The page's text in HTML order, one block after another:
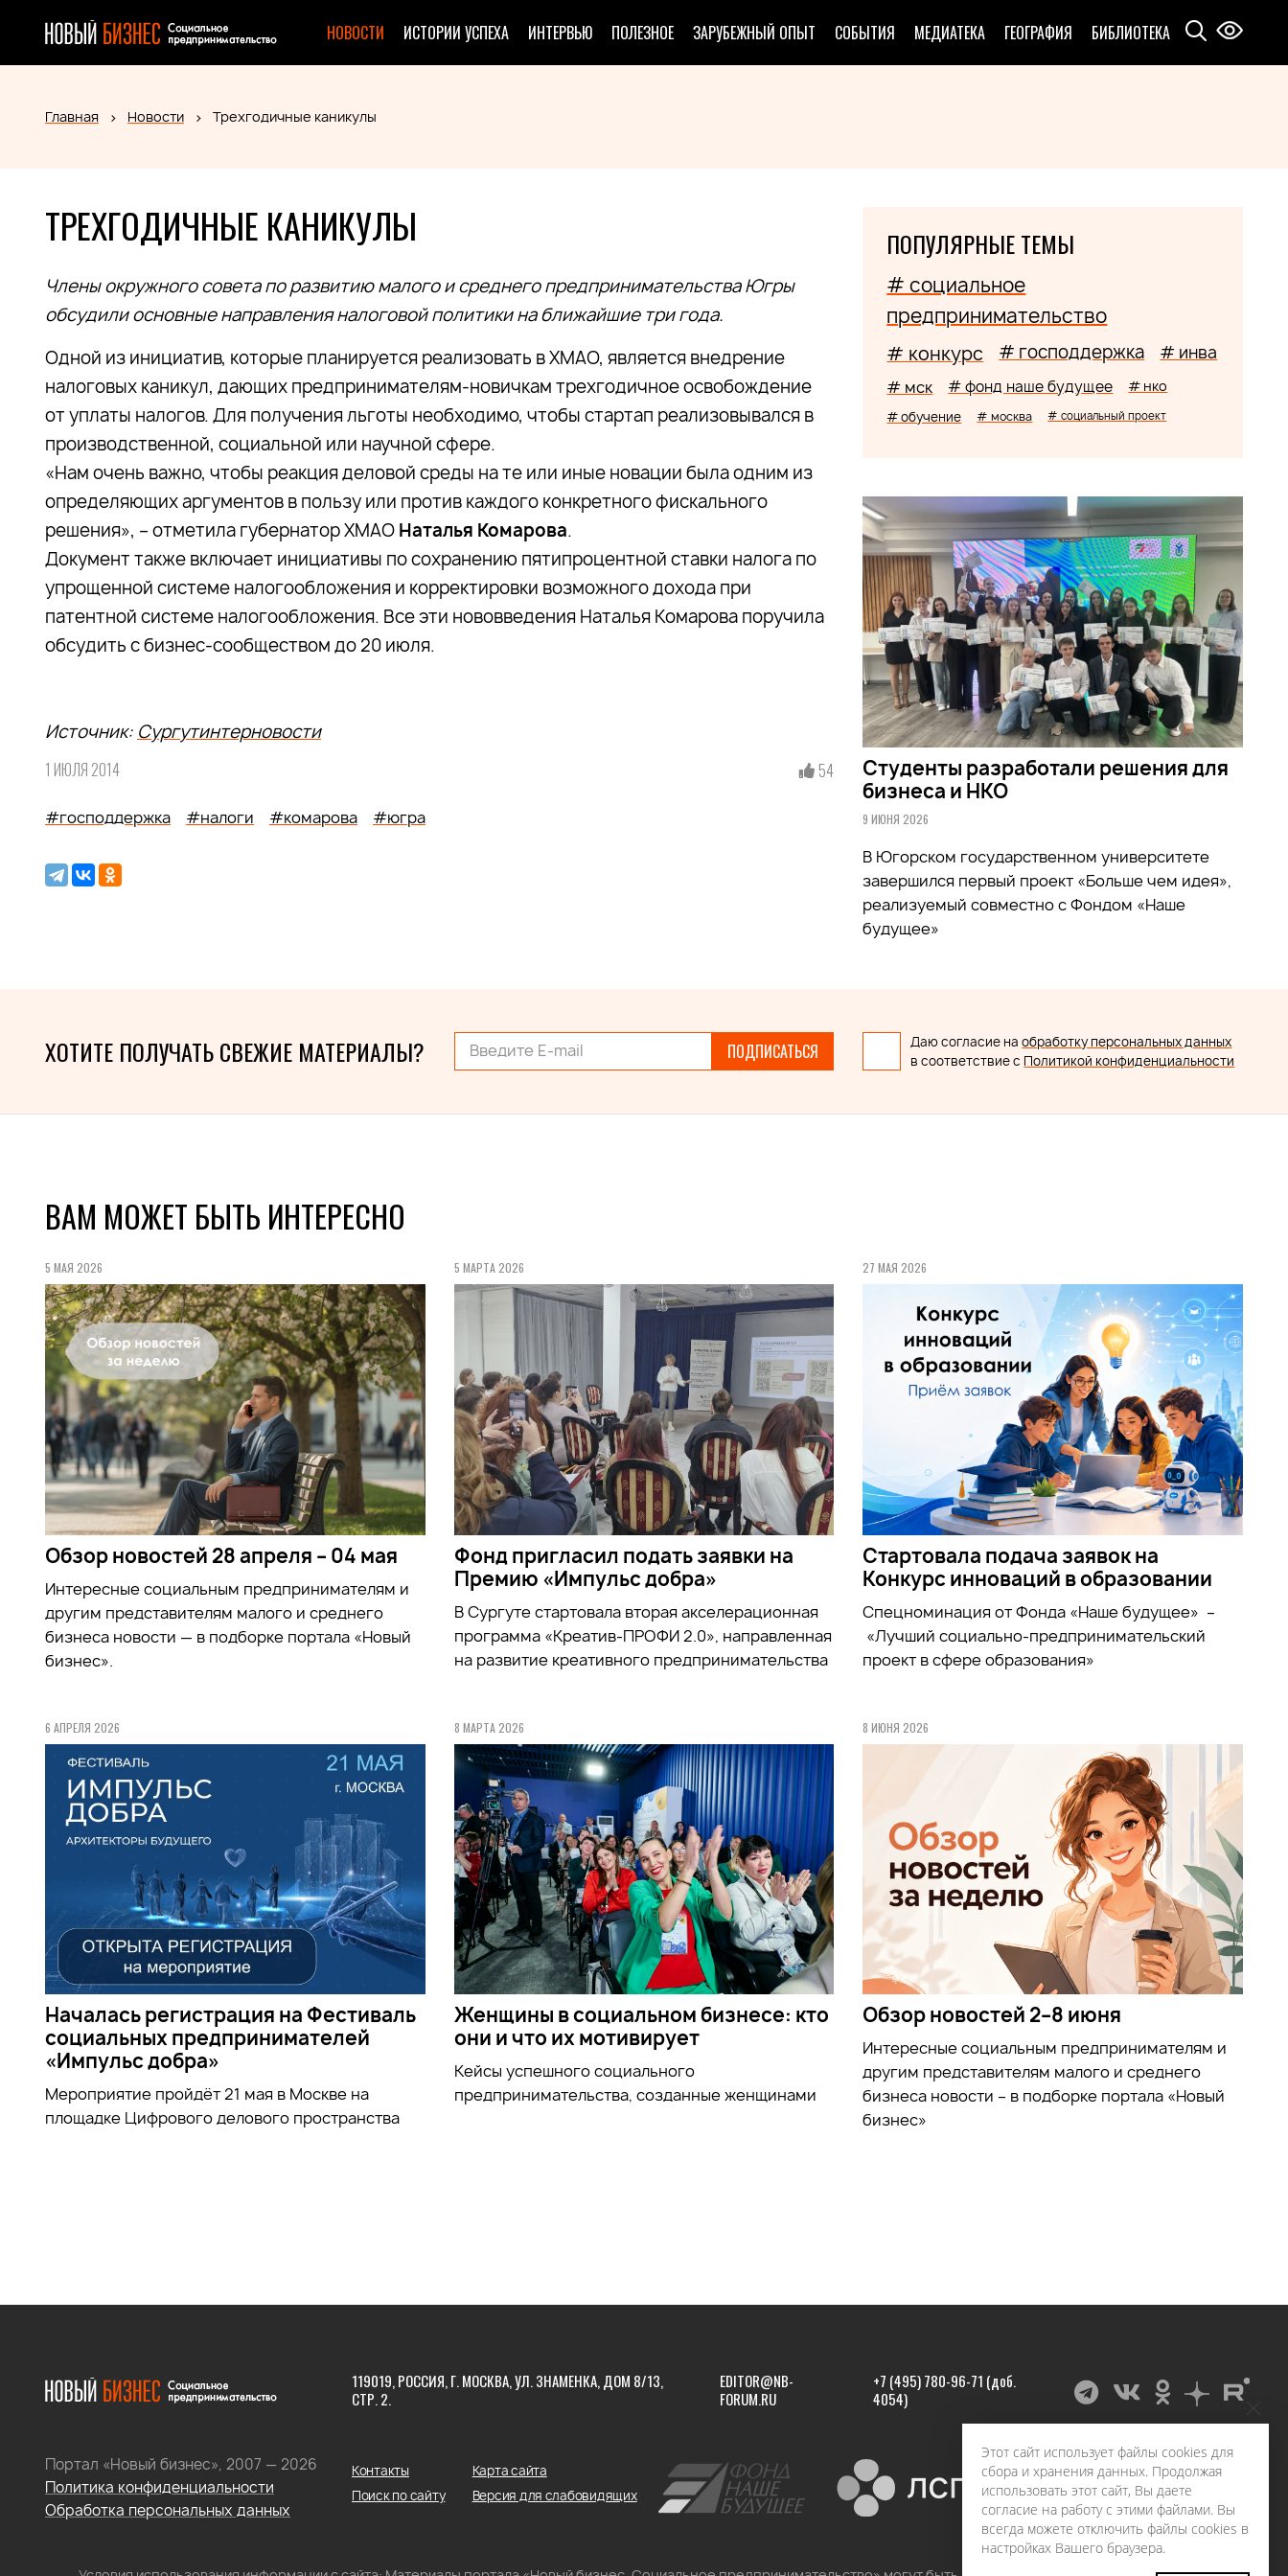
НОВОСТИ ИСТОРИИ УСПЕХА ИНТЕРВЬЮ ПОЛЕЗНОЕ ЗАРУБЕЖНЫЙ ОПЫТ СОБЫТИЯ МЕДИАТЕКА ГЕОГРАФИЯ БИБЛИОТЕКА
Главная Новости Трехгодичные каникулы
ТРЕХГОДИЧНЫЕ КАНИКУЛЫ
Члены окружного совета по развитию малого и среднего предпринимательства Югры
обсудили основные направления налоговой политики на ближайшие три года.
Одной из инициатив, которые планируется реализовать в ХМАО, является внедрение
налоговых каникул, дающих предпринимателям-новичкам трехгодичное освобождение
от уплаты налогов. Для получения льготы необходимо, чтобы стартап реализовывался в
производственной, социальной или научной сфере.
«Нам очень важно, чтобы реакция деловой среды на те или иные новации была одним из
определяющих аргументов в пользу или против каждого конкретного фискального
решения», – отметила губернатор ХМАО Наталья Комарова.
Документ также включает инициативы по сохранению пятипроцентной ставки налога по
упрощенной системе налогообложения и корректировки возможного дохода при
патентной системе налогообложения. Все эти нововведения Наталья Комарова поручила
обсудить с бизнес-сообществом до 20 июля.
Источник: Сургутинтерновости
1 ИЮЛЯ 2014 54
#господдержка #налоги #комарова #югра
ПОПУЛЯРНЫЕ ТЕМЫ
# социальное
предпринимательство
# конкурс # господдержка # инва
# мск # фонд наше будущее # нко
# обучение # москва # социальный проект
Студенты разработали решения для
бизнеса и НКО
9 ИЮНЯ 2026
В Югорском государственном университете
завершился первый проект «Больше чем идея»,
реализуемый совместно с Фондом «Наше
будущее»
ХОТИТЕ ПОЛУЧАТЬ СВЕЖИЕ МАТЕРИАЛЫ? ПОДПИСАТЬСЯ Даю согласие наобработку персональных данных
в соответствие с Политикой конфиденциальности
ВАМ МОЖЕТ БЫТЬ ИНТЕРЕСНО
5 МАЯ 2026
Обзор новостей 28 апреля – 04 мая
Интересные социальным предпринимателям и
другим представителям малого и среднего
бизнеса новости — в подборке портала «Новый
бизнес».
5 МАРТА 2026
Фонд пригласил подать заявки на
Премию «Импульс добра»
В Сургуте стартовала вторая акселерационная
программа «Креатив-ПРОФИ 2.0», направленная
на развитие креативного предпринимательства
27 МАЯ 2026
Стартовала подача заявок на
Конкурс инноваций в образовании
Спецноминация от Фонда «Наше будущее» –
«Лучший социально-предпринимательский
проект в сфере образования»
6 АПРЕЛЯ 2026
Началась регистрация на Фестиваль
социальных предпринимателей
«Импульс добра»
Мероприятие пройдёт 21 мая в Москве на
площадке Цифрового делового пространства
8 МАРТА 2026
Женщины в социальном бизнесе: кто
они и что их мотивирует
Кейсы успешного социального
предпринимательства, созданные женщинами
8 ИЮНЯ 2026
Обзор новостей 2–8 июня
Интересные социальным предпринимателям и
другим представителям малого и среднего
бизнеса новости – в подборке портала «Новый
бизнес»
119019, РОССИЯ, Г. МОСКВА, УЛ. ЗНАМЕНКА, ДОМ 8/13,
СТР. 2.
EDITOR@NB-
FORUM.RU
+7 (495) 780-96-71 (доб.
4054)
Портал «Новый бизнес», 2007 — 2026
Политика конфиденциальности
Обработка персональных данных
Контакты
Карта сайта
Поиск по сайту
Версия для слабовидящих
Этот сайт использует файлы cookies для
сбора и хранения данных. Продолжая
использовать этот сайт, Вы даете
согласие на работу с этими файлами. Вы
всегда можете отключить файлы cookies в
настройках Вашего браузера.